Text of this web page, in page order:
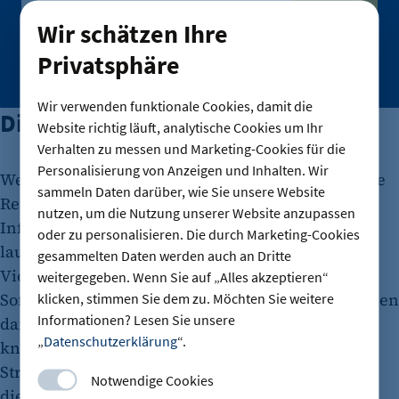
Wir schätzen Ihre
Privatsphäre
Wir verwenden funktionale Cookies, damit die
Website richtig läuft, analytische Cookies um Ihr
Verhalten zu messen und Marketing-Cookies für die
Personalisierung von Anzeigen und Inhalten. Wir
sammeln Daten darüber, wie Sie unsere Website
nutzen, um die Nutzung unserer Website anzupassen
oder zu personalisieren. Die durch Marketing-Cookies
gesammelten Daten werden auch an Dritte
weitergegeben. Wenn Sie auf „Alles akzeptieren“
klicken, stimmen Sie dem zu. Möchten Sie weitere
Informationen? Lesen Sie unsere
„Datenschutzerklärung“.
Notwendige Cookies
Datenschutzhinweise und Nutzungsbedingungen.
Die Zukunft ist vielfältiger
Werden in Berlin künftig Open Source und digitale
Resilienz, also unabhängige und krisenfeste IT-
Infrastrukturen, vorherrschen? Immerhin nutzen
laut der Umfrage der IHK Berlin bereits etwa drei
Viertel der Berliner Unternehmen Open-Source-
Software (OSS) im Geschäftsalltag. Allerdings stehen
dafür noch Hürden wie fehlende Fachkräfte,
knappe Budgets und der Widerstand etablierter
Strukturen im Weg. DanLahiri Agboli erwartet für